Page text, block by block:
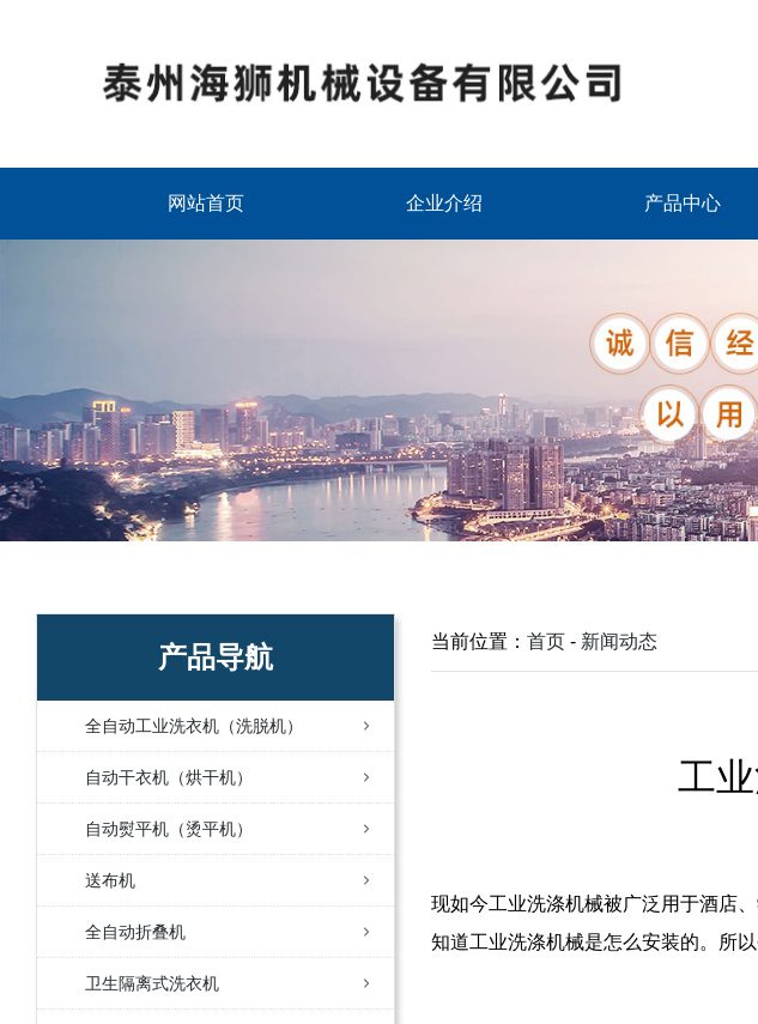
网站首页 企业介绍 产品中心
产品导航
全自动工业洗衣机（洗脱机）
自动干衣机（烘干机）
自动熨平机（烫平机）
送布机
全自动折叠机
卫生隔离式洗衣机
当前位置： 首页 - 新闻动态
工
现如今工业洗涤机械被广泛用于酒店
知道工业洗涤机械是怎么安装的。所